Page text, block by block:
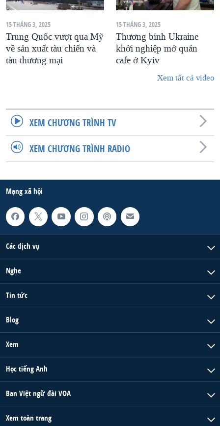
15 THÁNG 3, 2025
Trung Quốc vượt qua Mỹ
về sản xuất tàu chiến và
tàu thương mại
15 THÁNG 3, 2025
Thương binh Ukraine
khởi nghiệp mở quán
cafe ở Kyiv
Xem tất cả video
XEM CHƯƠNG TRÌNH TV
XEM CHƯƠNG TRÌNH RADIO
Mạng xã hội
Các dịch vụ
Nghe
Tin tức
Blog
Xem
Học tiếng Anh
Ban Việt ngữ đài VOA
Xem toàn trang